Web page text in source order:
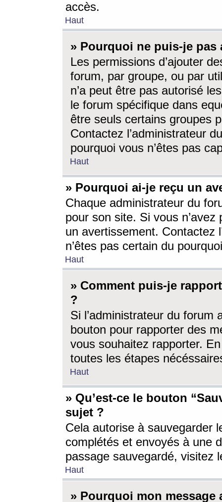
accès.
Haut
» Pourquoi ne puis-je
Les permissions d’ajouter
forum, par groupe, ou par
n’a peut être pas autorisé
le forum spécifique dans
être seuls certains groupes
Contactez l’administrateur
pourquoi vous n’êtes pas
Haut
» Pourquoi ai-je reçu un
Chaque administrateur du
pour son site. Si vous
un avertissement. Contactez
n’êtes pas certain du
Haut
» Comment puis-je
?
Si l’administrateur du forum
bouton pour rapporter des
vous souhaitez rapporter.
toutes les étapes
Haut
» Qu’est-ce le bouton
sujet ?
Cela autorise à sauvegarder
complétés et envoyés à une
passage sauvegardé, visitez
Haut
» Pourquoi mon message